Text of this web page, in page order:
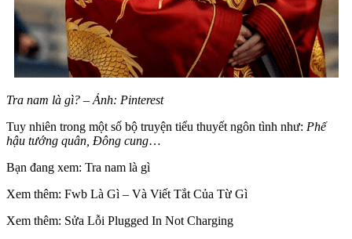
Tra nam là gì? – Ảnh: Pinterest
Tuy nhiên trong một số bộ truyện tiểu thuyết ngôn tình như: Phế
hậu tướng quân, Đông cung…
Bạn đang xem: Tra nam là gì
Xem thêm: Fwb Là Gì – Và Viết Tắt Của Từ Gì
Xem thêm: Sửa Lỗi Plugged In Not Charging